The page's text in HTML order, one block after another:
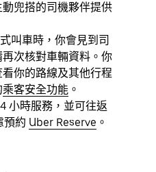
兜搭的司機夥伴提供
叫車時，你會見到司
次核對車輛資料。你
你的路線及其他行程
乘客安全功能 。
小時服務，並可往返
預約 Uber Reserve 。